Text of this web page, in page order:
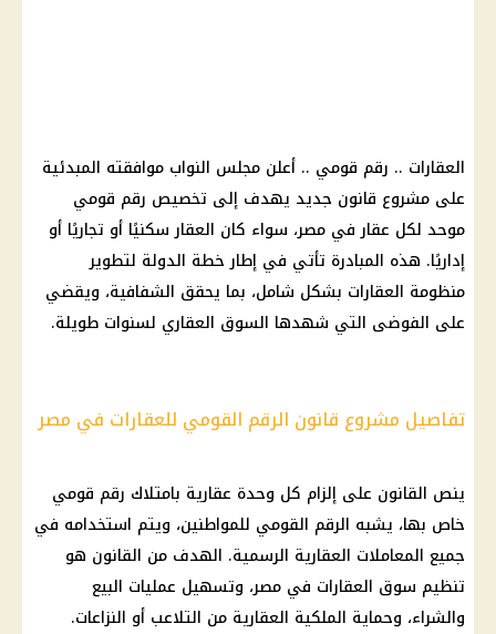
العقارات .. رقم قومي .. أعلن مجلس النواب موافقته المبدئية
على مشروع قانون جديد يهدف إلى تخصيص رقم قومي
موحد لكل عقار في مصر، سواء كان العقار سكنيًا أو تجاريًا أو
إداريًا. هذه المبادرة تأتي في إطار خطة الدولة لتطوير
منظومة العقارات بشكل شامل، بما يحقق الشفافية، ويقضي
على الفوضى التي شهدها السوق العقاري لسنوات طويلة.
تفاصيل مشروع قانون الرقم القومي للعقارات في مصر
ينص القانون على إلزام كل وحدة عقارية بامتلاك رقم قومي
خاص بها، يشبه الرقم القومي للمواطنين، ويتم استخدامه في
جميع المعاملات العقارية الرسمية. الهدف من القانون هو
تنظيم سوق العقارات في مصر، وتسهيل عمليات البيع
والشراء، وحماية الملكية العقارية من التلاعب أو النزاعات.